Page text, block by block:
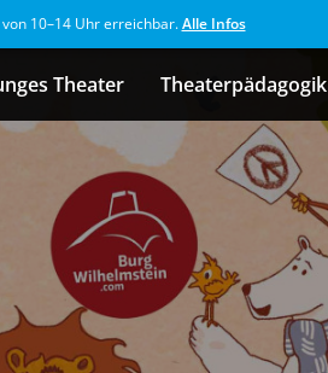
10–14 Uhr erreichbar.Alle Infos
Theater Theaterpädagogik